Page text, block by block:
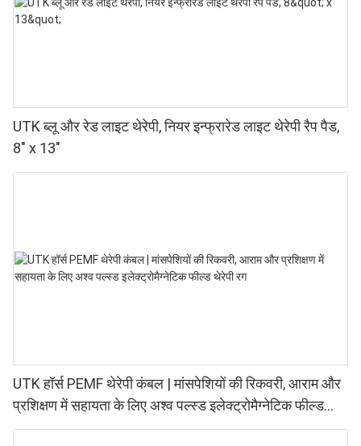
UTK ब्लू और रेड लाइट थेरेपी, नियर इन्फ्रारेड लाइट थेरेपी रैप पैड,
8" x 13"
UTK हॉर्स PEMF थेरेपी कंबल | मांसपेशियों की रिकवरी, आराम और
प्रशिक्षण में सहायता के लिए अश्व पल्स्ड इलेक्ट्रोमैग्नेटिक फील्ड
थेरेपी रग